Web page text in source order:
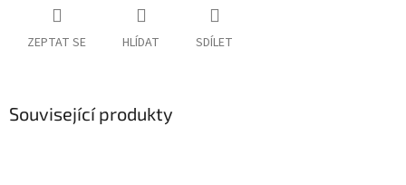
ZEPTAT SE HLÍDAT SDÍLET
Související produkty